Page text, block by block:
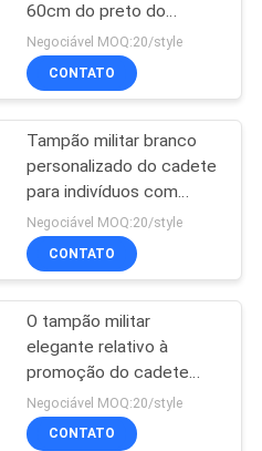
60cm do preto do
tampão da rua
Negociável MOQ:20/style
CONTATO
Tampão militar branco
personalizado do cadete
para indivíduos com
teste padrão bordado
Negociável MOQ:20/style
CONTATO
O tampão militar
elegante relativo à
promoção do cadete
para mulheres
personalizou o logotipo
Negociável MOQ:20/style
CONTATO